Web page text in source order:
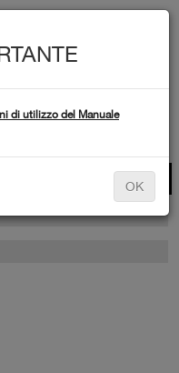
di utilizzo del Manuale
OK